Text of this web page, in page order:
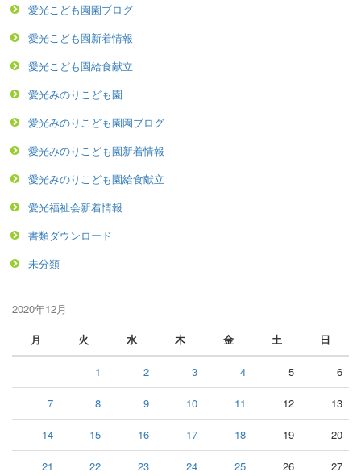
愛光こども園園ブログ
愛光こども園新着情報
愛光こども園給食献立
愛光みのりこども園
愛光みのりこども園園ブログ
愛光みのりこども園新着情報
愛光みのりこども園給食献立
愛光福祉会新着情報
書類ダウンロード
未分類
2020年12月
月
火 水 木 金 土 日
1 2 3 4 5 6
7 8 9 10 11 12 13
14 15 16 17 18 19 20
21 22 23 24 25 26 27